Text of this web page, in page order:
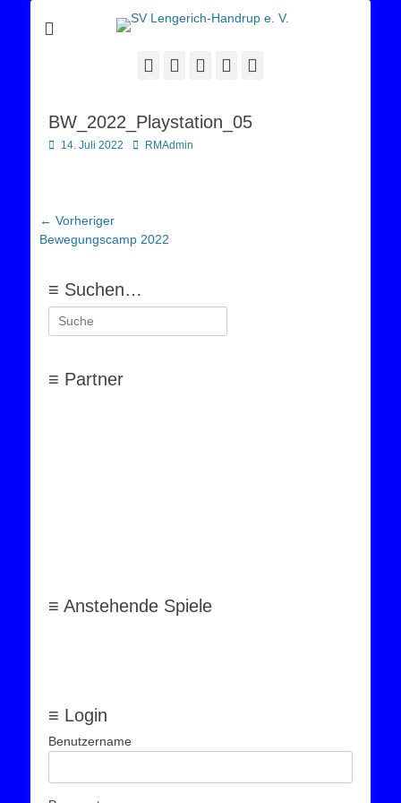
SV Lengerich-
Handrup e. V.
Sportverein Lengerich Handrup
Facebook
Twitter YouTube
BW_2022_Playstation_05
Posted
14. Juli 2022 AutorRMAdmin
Beitragsnavigation
← Vorheriger
Vorheriger
Bewegungscamp 2022
≡ Suchen…
Suchen
nach:
≡ Partner
≡ Anstehende Spiele
≡ Login
Benutzername